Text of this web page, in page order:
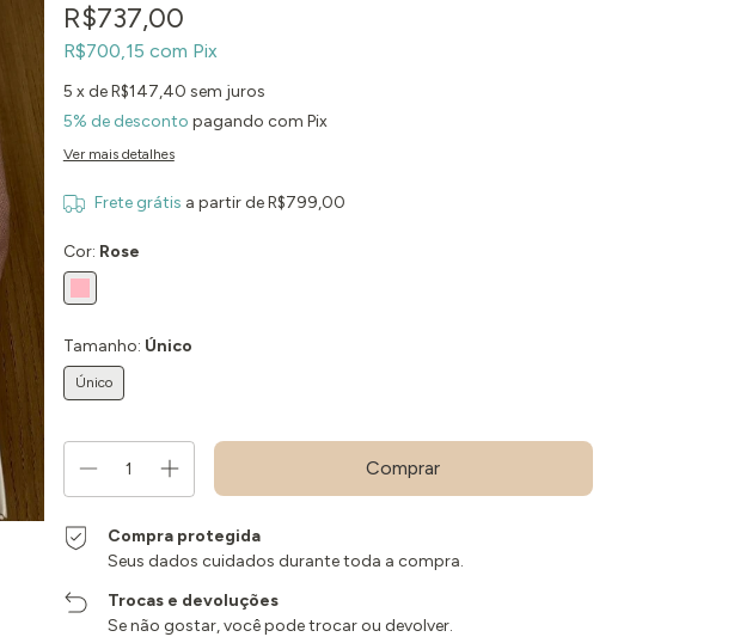
R$737,00
R$700,15 com Pix
5 x deR$147,40 sem juros
5% de desconto pagando com Pix
Ver mais detalhes
Frete grátis a partir deR$799,00
Cor: Rose
Tamanho: Único
Único
Compra protegida
Seus dados cuidados durante toda a compra.
Trocas e devoluções
Se não gostar, você pode trocar ou devolver.